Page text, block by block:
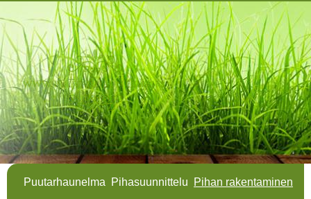
Hyppää
pääsisältöön
Puutarhaunelma Pihasuunnittelu
Pihan rakentaminen